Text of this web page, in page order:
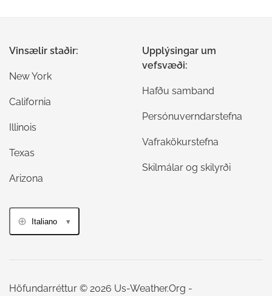
Vinsælir staðir:
New York
California
Illinois
Texas
Arizona
Upplýsingar um
vefsvæði:
Hafðu samband
Persónuverndarstefna
Vafrakökurstefna
Skilmálar og skilyrði
Italiano
Höfundarréttur © 2026 Us-Weather.Org -